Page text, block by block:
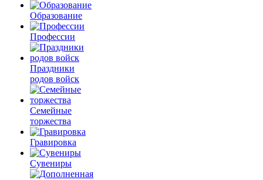
Образование
Профессии
Праздники
родов войск
Семейные
торжества
Гравировка
Сувениры